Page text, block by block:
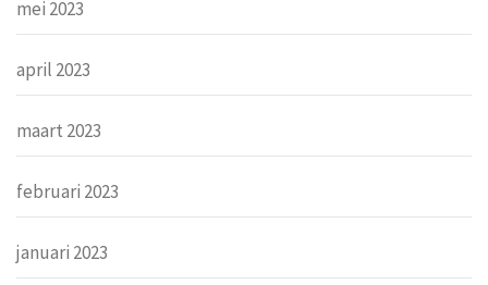
mei 2023
april 2023
maart 2023
februari 2023
januari 2023